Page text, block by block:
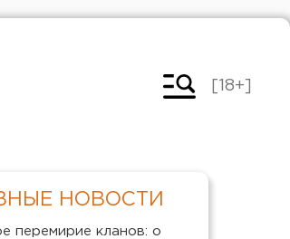
[18+]
НОВОСТИ
перемирие кланов: о